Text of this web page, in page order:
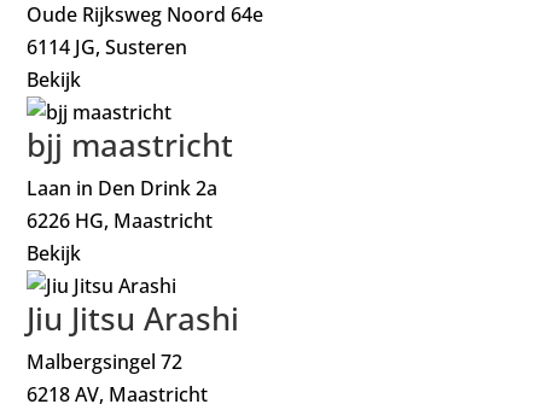
Oude Rijksweg Noord 64e
6114 JG, Susteren
Bekijk
bjj maastricht
Laan in Den Drink 2a
6226 HG, Maastricht
Bekijk
Jiu Jitsu Arashi
Malbergsingel 72
6218 AV, Maastricht